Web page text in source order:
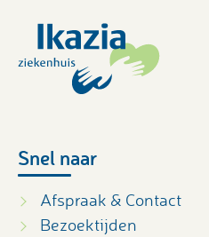
Snel naar
Afspraak & Contact
Bezoektijden